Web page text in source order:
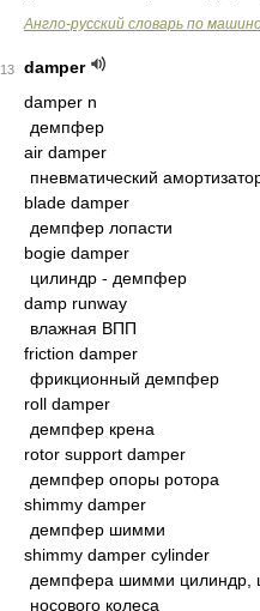
Англо-русский словарь по
13
damper
damper n
демпфер
air damper
пневматический
blade damper
демпфер лопасти
bogie damper
цилиндр - демпфер
damp runway
влажная ВПП
friction damper
фрикционный демпфер
roll damper
демпфер крена
rotor support damper
демпфер опоры ротора
shimmy damper
демпфер шимми
shimmy damper cylinder
демпфера шимми цилиндр,
носового колеса